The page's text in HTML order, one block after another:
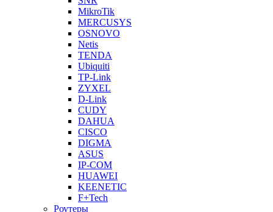
MikroTik
MERCUSYS
OSNOVO
Netis
TENDA
Ubiquiti
TP-Link
ZYXEL
D-Link
CUDY
DAHUA
CISCO
DIGMA
ASUS
IP-COM
HUAWEI
KEENETIC
F+Tech
Роутеры